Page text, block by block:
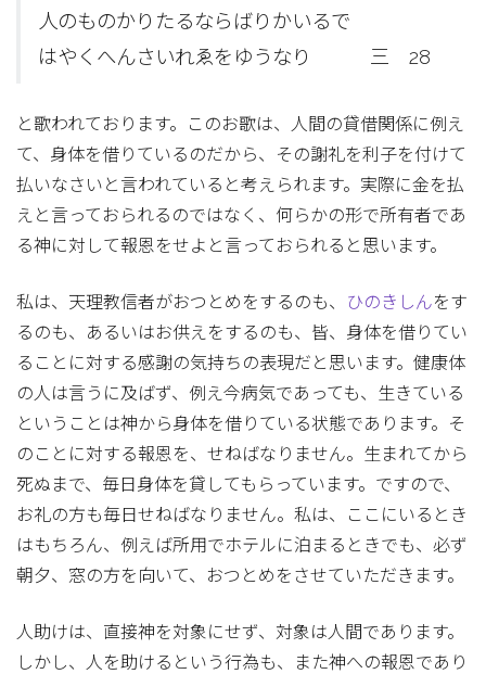
人のものかりたるならばりかいるで
はやくへんさいれゑをゆうなり 三 28
と歌われております。このお歌は、人間の貸借関係に例え
て、身体を借りているのだから、その謝礼を利子を付けて
払いなさいと言われていると考えられます。実際に金を払
えと言っておられるのではなく、何らかの形で所有者であ
る神に対して報恩をせよと言っておられると思います。
私は、天理教信者がおつとめをするのも、 ひのきしんをす
るのも、あるいはお供えをするのも、皆、身体を借りてい
ることに対する感謝の気持ちの表現だと思います。健康体
の人は言うに及ばず、例え今病気であっても、生きている
ということは神から身体を借りている状態であります。そ
のことに対する報恩を、せねばなりません。生まれてから
死ぬまで、毎日身体を貸してもらっています。ですので、
お礼の方も毎日せねばなりません。私は、ここにいるとき
はもちろん、例えば所用でホテルに泊まるときでも、必ず
朝夕、窓の方を向いて、おつとめをさせていただきます。
人助けは、直接神を対象にせず、対象は人間であります。
しかし、人を助けるという行為も、また神への報恩であり